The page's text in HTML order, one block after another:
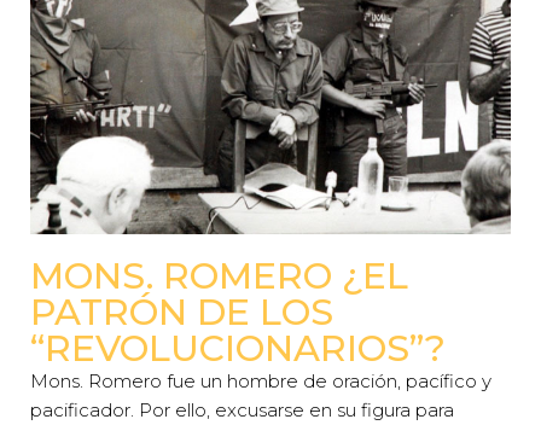
MONS. ROMERO ¿EL
PATRÓN DE LOS
“REVOLUCIONARIOS”?
Mons. Romero fue un hombre de oración, pacífico y
pacificador. Por ello, excusarse en su figura para